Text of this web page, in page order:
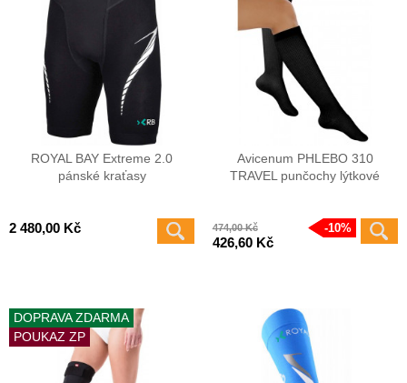
ROYAL BAY Extreme 2.0
pánské kraťasy
2 480,00 Kč
Avicenum PHLEBO 310
TRAVEL punčochy lýtkové
474,00 Kč 10%
426,60 Kč
DOPRAVA ZDARMA
POUKAZ ZP